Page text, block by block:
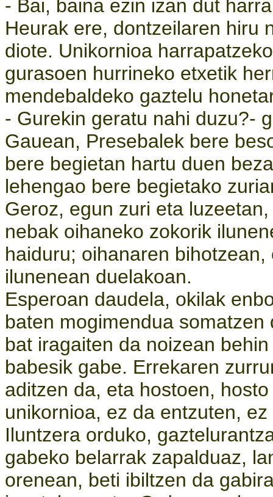
- Bai, baina ezin izan dut
Heurak ere, dontzeilaren hiru
diote. Unikornioa
gurasoen hurrineko etxetik
mendebaldeko gaztelu
- Gurekin geratu nahi duzu?-
Gauean, Presebalek bere
bere begietan hartu duen
lehengao bere begietako
Geroz, egun zuri eta
nebak oihaneko zokorik
haiduru; oihanaren
ilunenean duelakoan.
Esperoan daudela, okilak
baten mogimendua
bat iragaiten da noizean
babesik gabe. Errekaren
aditzen da, eta hostoen,
unikornioa, ez da entzuten,
Iluntzera orduko,
gabeko belarrak zapalduaz,
orenean, beti ibiltzen da